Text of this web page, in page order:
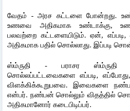
வேதம் - அரச கட்டளை போன்றது.
உணவை அதிகமாக உண்டாக்கு,
பலவற்றை கட்டளையிடும். ஏன்,
அதிகமாக பதில் சொல்லாது. இப்படி
ஸ்ம்ருதி - பராசர ஸ்ம்ருதி
சொல்லப்பட்டவைகளை எப்படி,
விளக்கிக்கூறுபவை. இவைகளை
என்பர். நண்பன் சொல்லும் விதத்தில்
அதிகமானோர் கடைபிடிப்பர்.